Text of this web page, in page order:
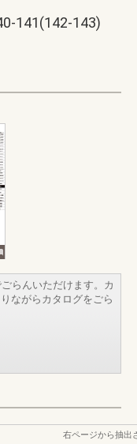
141(142-143)
らんいただけます。カ
ながらカタログをごら
右ページから抽出